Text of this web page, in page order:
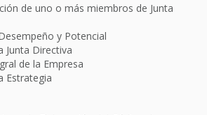
de uno o más miembros de Junta
y Potencial
Junta Directiva
de la Empresa
Estrategia